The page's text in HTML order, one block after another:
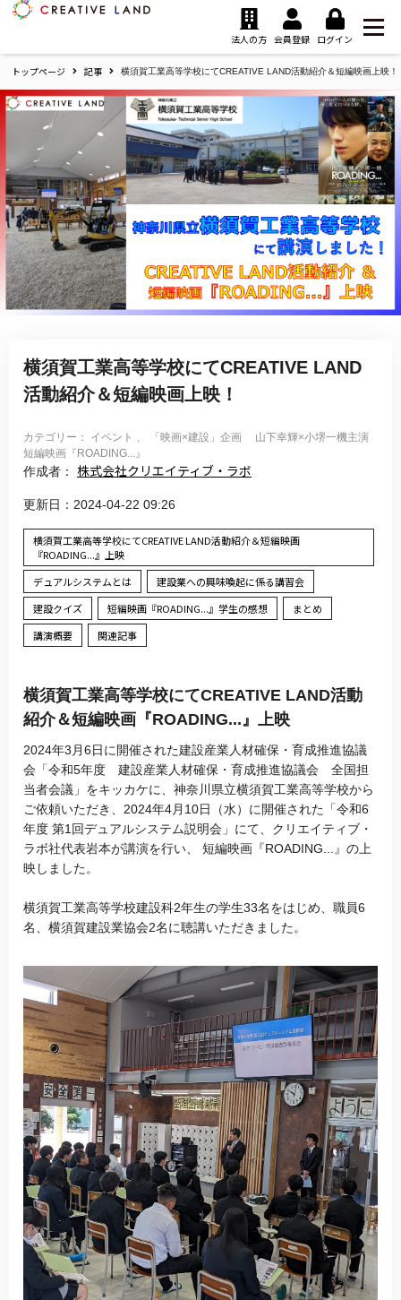
ク
エ
イ
テ
ィ
ン
ド
ホ
ー
ム
法人の方 会員登録 ログイン
トップページ 記事 横須賀工業高等学校にてCREATIVE LAND活動紹介＆短編映画上映！
横須賀工業高等学校にてCREATIVE LAND
活動紹介＆短編映画上映！
カテゴリー： イベント 、 「映画×建設」企画 山下幸輝×小堺一機主演
短編映画『ROADING...』
作成者： 株式会社クリエイティブ・ラボ
更新日：2024-04-22 09:26
横須賀工業高等学校にてCREATIVE LAND活動紹介＆短編映画
『ROADING...』上映
デュアルシステムとは
建設業への興味喚起に係る講習会
建設クイズ
短編映画『ROADING...』学生の感想
まとめ
講演概要
関連記事
横須賀工業高等学校にてCREATIVE LAND活動
紹介＆短編映画『ROADING...』上映
2024年3月6日に開催された建設産業人材確保・育成推進協議
会「令和5年度 建設産業人材確保・育成推進協議会 全国担
当者会議」をキッカケに、神奈川県立横須賀工業高等学校から
ご依頼いただき、2024年4月10日（水）に開催された「令和6
年度 第1回デュアルシステム説明会」にて、クリエイティブ・
ラボ社代表岩本が講演を行い、 短編映画『ROADING...』の上
映しました。
横須賀工業高等学校建設科2年生の学生33名をはじめ、職員6
名、横須賀建設業協会2名に聴講いただきました。